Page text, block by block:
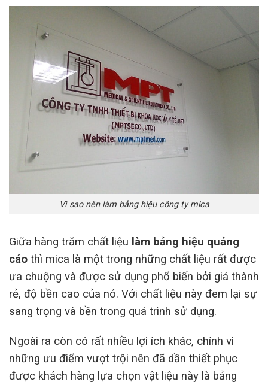
Vì sao nên làm bảng hiệu công ty mica
Giữa hàng trăm chất liệu làm bảng hiệu quảng
cáo thì mica là một trong những chất liệu rất được
ưa chuộng và được sử dụng phổ biến bởi giá thành
rẻ, độ bền cao của nó. Với chất liệu này đem lại sự
sang trọng và bền trong quá trình sử dụng.
Ngoài ra còn có rất nhiều lợi ích khác, chính vì
những ưu điểm vượt trội nên đã dần thiết phục
được khách hàng lựa chọn vật liệu này là bảng